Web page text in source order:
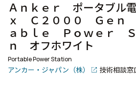
Ａｎｋｅｒ ポータブル
ｘ Ｃ２０００ Ｇｅｎ
ａｂｌｅ Ｐｏｗｅｒ Ｓ
ｎ オフホワイト
Portable Power Station
アンカー・ジャパン（株） 技術相談窓